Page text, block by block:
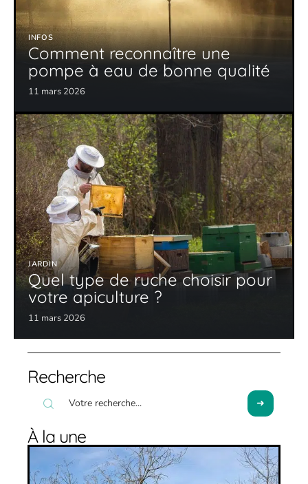
INFOS
Comment reconnaître une
pompe à eau de bonne qualité
11 mars 2026
JARDIN
Quel type de ruche choisir pour
votre apiculture ?
11 mars 2026
Recherche
À la une